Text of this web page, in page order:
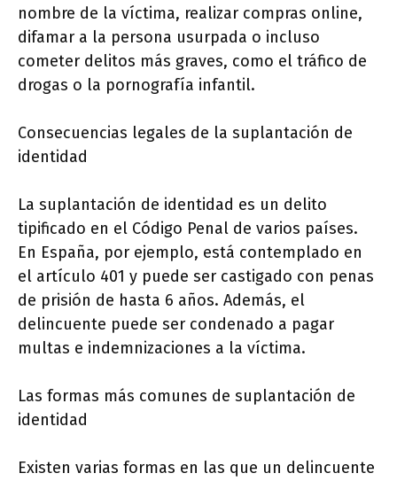
nombre de la víctima, realizar compras online,
difamar a la persona usurpada o incluso
cometer delitos más graves, como el tráfico de
drogas o la pornografía infantil.
Consecuencias legales de la suplantación de
identidad
La suplantación de identidad es un delito
tipificado en el Código Penal de varios países.
En España, por ejemplo, está contemplado en
el artículo 401 y puede ser castigado con penas
de prisión de hasta 6 años. Además, el
delincuente puede ser condenado a pagar
multas e indemnizaciones a la víctima.
Las formas más comunes de suplantación de
identidad
Existen varias formas en las que un delincuente